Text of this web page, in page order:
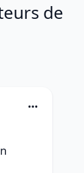
de